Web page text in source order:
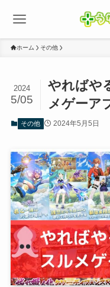
ホーム その他
やればや
メゲーア
2024
5/05
その他 2024年5月5日